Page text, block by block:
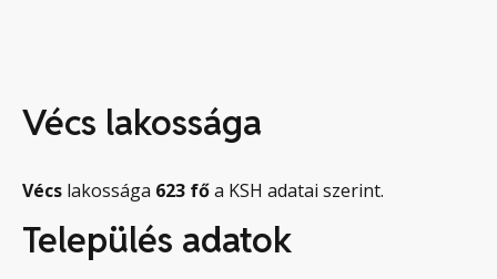
Vécs lakossága
Vécs lakossága 623 főa KSH adatai szerint.
Település adatok